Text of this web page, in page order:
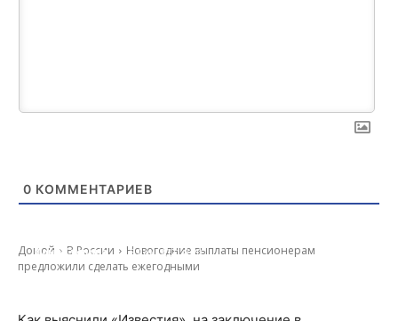
0 КОММЕНТАРИЕВ